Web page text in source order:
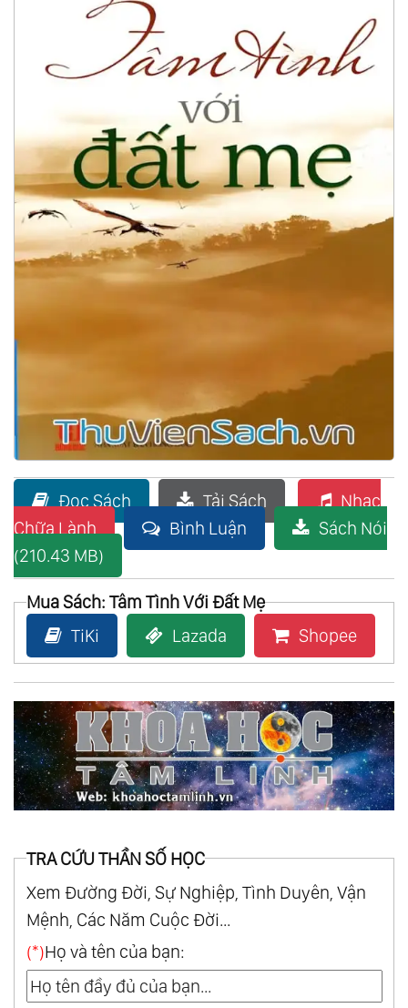
Đọc Sách Tải Sách
Nhạc
Chữa Lành
Bình Luận
Sách Nói
(210.43 MB)
Mua Sách: Tâm Tình Với Đất Mẹ
TiKi
Lazada Shopee
TRA CỨU THẦN SỐ HỌC
Xem Đường Đời, Sự Nghiệp, Tình Duyên, Vận
Mệnh, Các Năm Cuộc Đời...
(*)Họ và tên của bạn: